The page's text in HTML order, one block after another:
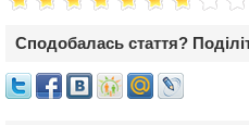
Сподобалась стаття?